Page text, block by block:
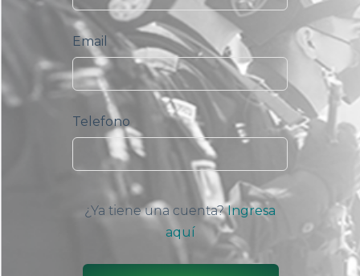
Email
Telefono
¿Ya tiene una cuenta?Ingresa
aquí